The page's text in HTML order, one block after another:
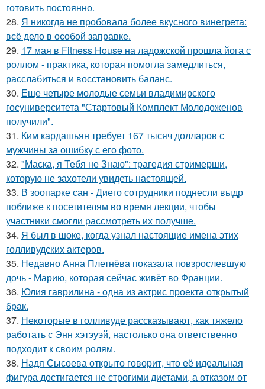
готовить постоянно.
28. Я никогда не пробовала более вкусного винегрета:
всё дело в особой заправке.
29. 17 мая в Fitness House на ладожской прошла йога с
роллом - практика, которая помогла замедлиться,
расслабиться и восстановить баланс.
30. Еще четыре молодые семьи владимирского
госуниверситета "Стартовый Комплект Молодоженов
получили".
31. Ким кардашьян требует 167 тысяч долларов с
мужчины за ошибку с его фото.
32. "Маска, я Тебя не Знаю": трагедия стримерши,
которую не захотели увидеть настоящей.
33. В зоопарке сан - Диего сотрудники поднесли выдр
поближе к посетителям во время лекции, чтобы
участники смогли рассмотреть их получше.
34. Я был в шоке, когда узнал настоящие имена этих
голливудских актеров.
35. Недавно Анна Плетнёва показала повзрослевшую
дочь - Марию, которая сейчас живёт во Франции.
36. Юлия гаврилина - одна из актрис проекта открытый
брак.
37. Некоторые в голливуде рассказывают, как тяжело
работать с Энн хэтэуэй, настолько она ответственно
подходит к своим ролям.
38. Надя Сысоева открыто говорит, что её идеальная
фигура достигается не строгими диетами, а отказом от